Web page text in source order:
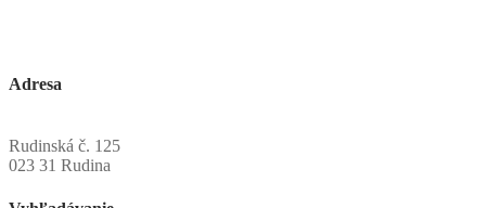
Adresa
Rudinská č. 125
023 31 Rudina